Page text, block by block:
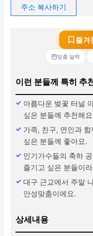
주소 복사하기
즐겨
맞춤 달력
이런 분들께 특히 추
아름다운 벚꽃 터널
싶은 분들께 추천해
가족, 친구, 연인과
싶은 분들께 좋아요.
인기가수들의 축하
즐기고 싶은 분들이
대구 근교에서 주말
안성맞춤이에요.
상세내용